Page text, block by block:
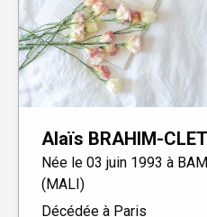
Alaïs BRAHIM-CLET
Née le 03 juin 1993 à
(MALI)
Décédée à Paris